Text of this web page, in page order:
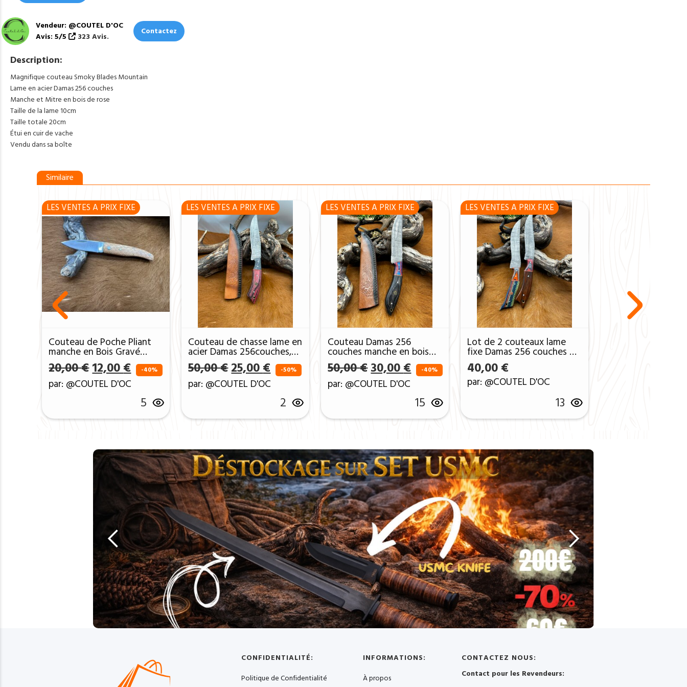
Vendeur: @COUTEL D'OC
Avis: 5/5
323 Avis.
Contactez
Description:
Magnifique couteau Smoky Blades Mountain
Lame en acier Damas 256 couches
Manche et Mitre en bois de rose
Taille de la lame 10cm
Taille totale 20cm
Étui en cuir de vache
Vendu dans sa boîte
Similaire
LES VENTES A PRIX FIXE
Couteau de Poche Pliant
manche en Bois Gravé
CPG102
20,00€Le prix initial était : 20,00 €.
12,00€ Le prix actuel est : 12,00 €.
-40%
par: @COUTEL D'OC
5
LES VENTES A PRIX FIXE
Couteau de chasse lame en
acier Damas 256couches,
manche en Bois avec étui
en cuir ref D360
50,00€Le prix initial était : 50,00 €.
25,00€ Le prix actuel est : 25,00 €.
-50%
par: @COUTEL D'OC
2
LES VENTES A PRIX FIXE
Couteau Damas 256
couches manche en bois
coloré ref D04
50,00€Le prix initial était : 50,00 €.
30,00€ Le prix actuel est : 30,00 €.
-40%
par: @COUTEL D'OC
15
LES VENTES A PRIX FIXE
Lot de 2 couteaux lame
fixe Damas 256 couches en
bois ref D14
40,00 €
par: @COUTEL D'OC
13
CONFIDENTIALITÉ:
Politique de Confidentialité
INFORMATIONS:
À propos
CONTACTEZ NOUS:
Contact pour les Revendeurs: